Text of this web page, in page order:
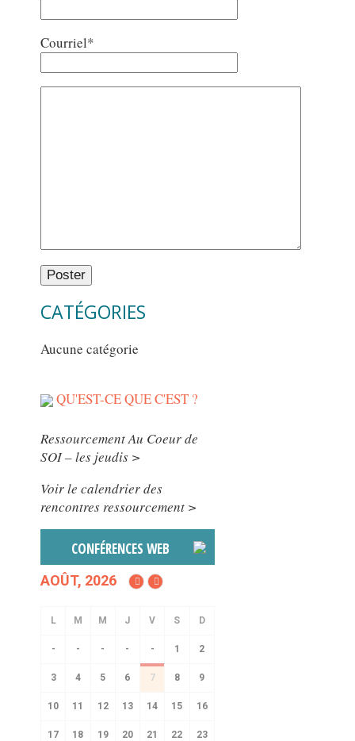
Courriel*
CATÉGORIES
Aucune catégorie
QU'EST-CE QUE C'EST ?
Ressourcement Au Coeur de
SOI – les jeudis >
Voir le calendrier des
rencontres ressourcement >
CONFÉRENCES WEB
AOÛT, 2026
- - - - - 1 2
3 4 5 6 7 8 9
10 11 12 13 14 15 16
17 18 19 20 21 22 23